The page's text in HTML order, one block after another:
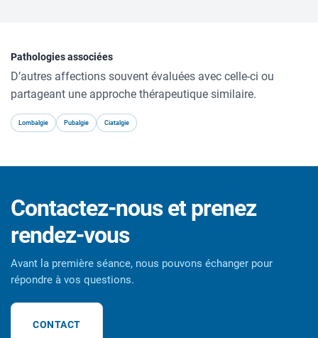
Pathologies associées
D’autres affections souvent évaluées avec celle-ci ou
partageant une approche thérapeutique similaire.
Lombalgie Pubalgie Ciatalgie
Contactez-nous et prenez
rendez-vous
Avant la première séance, nous pouvons échanger pour
répondre à vos questions.
CONTACT